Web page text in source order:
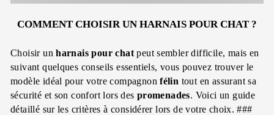
COMMENT CHOISIR UN HARNAIS POUR CHAT ?
Choisir unharnais pour chatpeut sembler difficile, mais en
suivant quelques conseils essentiels, vous pouvez trouver le
modèle idéal pour votre compagnonfélin tout en assurant sa
sécurité et son confort lors des promenades. Voici un guide
détaillé sur les critères à considérer lors de votre choix. ###